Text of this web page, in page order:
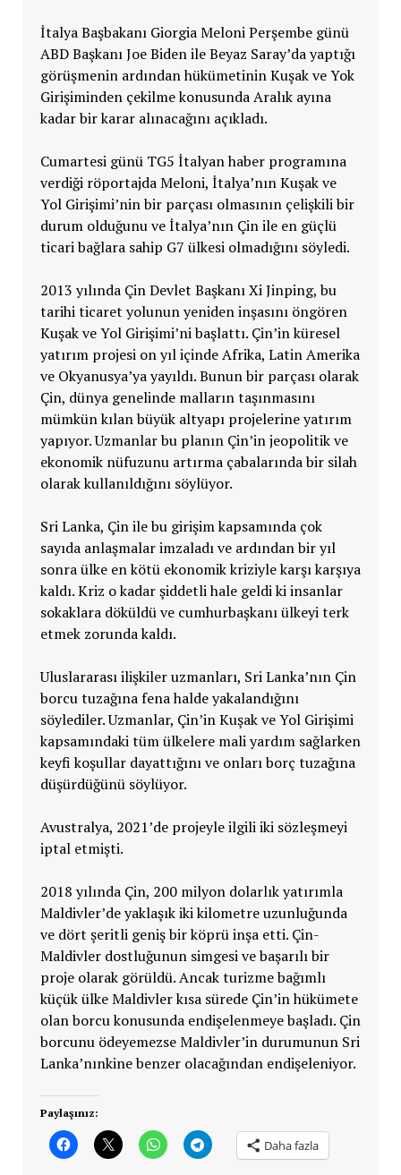
İtalya Başbakanı Giorgia Meloni Perşembe günü
ABD Başkanı Joe Biden ile Beyaz Saray’da yaptığı
görüşmenin ardından hükümetinin Kuşak ve Yok
Girişiminden çekilme konusunda Aralık ayına
kadar bir karar alınacağını açıkladı.
Cumartesi günü TG5 İtalyan haber programına
verdiği röportajda Meloni, İtalya’nın Kuşak ve
Yol Girişimi’nin bir parçası olmasının çelişkili bir
durum olduğunu ve İtalya’nın Çin ile en güçlü
ticari bağlara sahip G7 ülkesi olmadığını söyledi.
2013 yılında Çin Devlet Başkanı Xi Jinping, bu
tarihi ticaret yolunun yeniden inşasını öngören
Kuşak ve Yol Girişimi’ni başlattı. Çin’in küresel
yatırım projesi on yıl içinde Afrika, Latin Amerika
ve Okyanusya’ya yayıldı. Bunun bir parçası olarak
Çin, dünya genelinde malların taşınmasını
mümkün kılan büyük altyapı projelerine yatırım
yapıyor. Uzmanlar bu planın Çin’in jeopolitik ve
ekonomik nüfuzunu artırma çabalarında bir silah
olarak kullanıldığını söylüyor.
Sri Lanka, Çin ile bu girişim kapsamında çok
sayıda anlaşmalar imzaladı ve ardından bir yıl
sonra ülke en kötü ekonomik kriziyle karşı karşıya
kaldı. Kriz o kadar şiddetli hale geldi ki insanlar
sokaklara döküldü ve cumhurbaşkanı ülkeyi terk
etmek zorunda kaldı.
Uluslararası ilişkiler uzmanları, Sri Lanka’nın Çin
borcu tuzağına fena halde yakalandığını
söylediler. Uzmanlar, Çin’in Kuşak ve Yol Girişimi
kapsamındaki tüm ülkelere mali yardım sağlarken
keyfi koşullar dayattığını ve onları borç tuzağına
düşürdüğünü söylüyor.
Avustralya, 2021’de projeyle ilgili iki sözleşmeyi
iptal etmişti.
2018 yılında Çin, 200 milyon dolarlık yatırımla
Maldivler’de yaklaşık iki kilometre uzunluğunda
ve dört şeritli geniş bir köprü inşa etti. Çin-
Maldivler dostluğunun simgesi ve başarılı bir
proje olarak görüldü. Ancak turizme bağımlı
küçük ülke Maldivler kısa sürede Çin’in hükümete
olan borcu konusunda endişelenmeye başladı. Çin
borcunu ödeyemezse Maldivler’in durumunun Sri
Lanka’nınkine benzer olacağından endişeleniyor.
Paylaşınız:
Daha fazla